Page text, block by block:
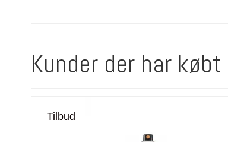
Kunder der har
Tilbud